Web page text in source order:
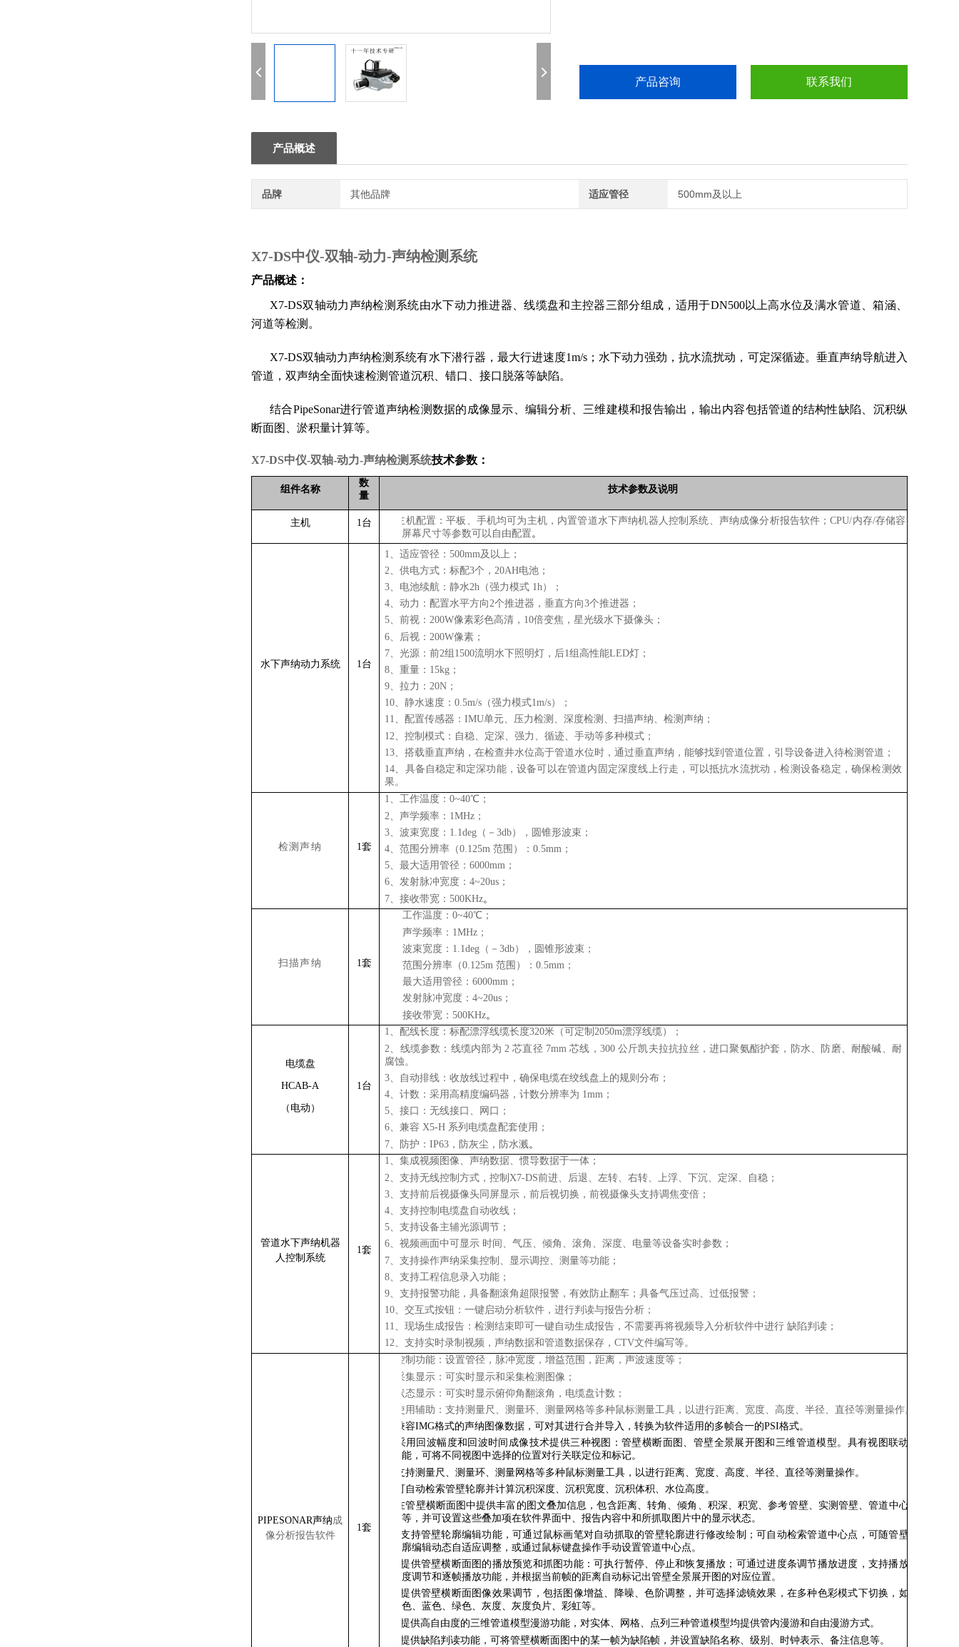
产品咨询 联系我们
产品概述
品牌 其他品牌 适应管径 500mm及以上
X7-DS中仪-双轴-动力-声纳检测系统
产品概述：
X7-DS双轴动力声纳检测系统由水下动力推进器、线缆盘和主控器三部分组成，适用于DN500以上高水位及满水管道、箱涵、
河道等检测。
X7-DS双轴动力声纳检测系统有水下潜行器，最大行进速度1m/s；水下动力强劲，抗水流扰动，可定深循迹。垂直声纳导航进入
管道，双声纳全面快速检测管道沉积、错口、接口脱落等缺陷。
结合PipeSonar进行管道声纳检测数据的成像显示、编辑分析、三维建模和报告输出，输出内容包括管道的结构性缺陷、沉积纵
断面图、淤积量计算等。
X7-DS中仪-双轴-动力-声纳检测系统技术参数：
组件名称
数
量
技术参数及说明
主机 1台
主机配置：平板、手机均可为主机，内置管道水下声纳机器人控制系统、声纳成像分析报告软件；CPU/内存/存储容量/
屏幕尺寸等参数可以自由配置 。
水下声纳动力系统 1台
1、适应管径：500mm及以上；
2、供电方式：标配3个，20AH电池；
3、电池续航：静水2h（强力模式 1h）；
4、动力：配置水平方向2个推进器，垂直方向3个推进器；
5、前视：200W像素彩色高清，10倍变焦，星光级水下摄像头；
6、后视：200W像素；
7、光源：前2组1500流明水下照明灯，后1组高性能LED灯；
8、重量：15kg；
9、拉力：20N；
10、静水速度：0.5m/s（强力模式1m/s）；
11、配置传感器：IMU单元、压力检测、深度检测、扫描声纳、检测声纳；
12、控制模式：自稳、定深、强力、循迹、手动等多种模式；
13、搭载垂直声纳，在检查井水位高于管道水位时，通过垂直声纳，能够找到管道位置，引导设备进入待检测管道；
14、具备自稳定和定深功能，设备可以在管道内固定深度线上行走，可以抵抗水流扰动，检测设备稳定，确保检测效
果。
检测声纳 1套
1、工作温度：0~40℃；
2、声学频率：1MHz；
3、波束宽度：1.1deg（－3db），圆锥形波束；
4、范围分辨率（0.125m 范围）：0.5mm；
5、最大适用管径：6000mm；
6、发射脉冲宽度：4~20us；
7、接收带宽：500KHz。
扫描声纳 1套
1、工作温度：0~40℃；
2、声学频率：1MHz；
3、波束宽度：1.1deg（－3db），圆锥形波束；
4、范围分辨率（0.125m 范围）：0.5mm；
5、最大适用管径：6000mm；
6、发射脉冲宽度：4~20us；
7、接收带宽：500KHz。
电缆盘
HCAB-A
（电动）
1台
1、配线长度：标配漂浮线缆长度320米（可定制2050m漂浮线缆）；
2、线缆参数：线缆内部为 2 芯直径 7mm 芯线，300 公斤凯夫拉抗拉丝，进口聚氨酯护套，防水、防磨、耐酸碱、耐
腐蚀。
3、自动排线：收放线过程中，确保电缆在绞线盘上的规则分布；
4、计数：采用高精度编码器，计数分辨率为 1mm；
5、接口：无线接口、网口；
6、兼容 X5-H 系列电缆盘配套使用；
7、防护：IP63，防灰尘，防水溅 。
管道水下声纳机器
人控制系统
1套
1、集成视频图像、声纳数据、惯导数据于一体；
2、支持无线控制方式，控制X7-DS前进、后退、左转、右转、上浮、下沉、定深、自稳；
3、支持前后视摄像头同屏显示，前后视切换，前视摄像头支持调焦变倍；
4、支持控制电缆盘自动收线；
5、支持设备主辅光源调节；
6、视频画面中可显示 时间、气压、倾角、滚角、深度、电量等设备实时参数；
7、支持操作声纳采集控制、显示调控、测量等功能；
8、支持工程信息录入功能；
9、支持报警功能，具备翻滚角超限报警，有效防止翻车；具备气压过高、过低报警；
10、交互式按钮：一键启动分析软件，进行判读与报告分析；
11、现场生成报告：检测结束即可一键自动生成报告，不需要再将视频导入分析软件中进行 缺陷判读；
12、支持实时录制视频，声纳数据和管道数据保存，CTV文件编写等。
PIPESONAR声纳成
像分析报告软件
1套
控制功能：设置管径 ， 脉冲宽度，增益范围 ，距离，声波速度等；
采集显示：可实时显示和采集检测图像 ；
状态显示：可实时显示俯仰角翻滚角 ， 电缆盘计数 ；
使用辅助：支持测量尺、测量环、测量网格等多种鼠标测量工具，以进行距离、宽度、高度、半径、直径等测量操作。
兼容IMG格式的声纳图像数据，可对其进行合并导入，转换为软件适用的多帧合一的PSI格式。
采用回波幅度和回波时间成像技术提供三种视图：管壁横断面图、管壁全景展开图和三维管道模型。具有视图联动功
能，可将不同视图中选择的位置对行关联定位和标记。
支持测量尺、测量环、测量网格等多种鼠标测量工具，以进行距离、宽度、高度、半径、直径等测量操作。
可自动检索管壁轮廓并计算沉积深度、沉积宽度、沉积体积、水位高度。
在管壁横断面图中提供丰富的图文叠加信息，包含距离、转角、倾角、积深、积宽、参考管壁、实测管壁、管道中心点
等，并可设置这些叠加项在软件界面中、报告内容中和所抓取图片中的显示状态。
支持管壁轮廓编辑功能，可通过鼠标画笔对自动抓取的管壁轮廓进行修改绘制；可自动检索管道中心点，可随管壁轮
廓编辑动态自适应调整，或通过鼠标键盘操作手动设置管道中心点。
提供管壁横断面图的播放预览和抓图功能：可执行暂停、停止和恢复播放；可通过进度条调节播放进度，支持播放速
度调节和逐帧播放功能，并根据当前帧的距离自动标记出管壁全景展开图的对应位置。
提供管壁横断面图像效果调节，包括图像增益、降噪、色阶调整，并可选择滤镜效果，在多种色彩模式下切换，如红
色、蓝色、绿色、灰度、灰度负片、彩虹等。
提供高自由度的三维管道模型漫游功能，对实体、网格、点列三种管道模型均提供管内漫游和自由漫游方式。
提供缺陷判读功能，可将管壁横断面图中的某一帧为缺陷帧，并设置缺陷名称、级别、时钟表示、备注信息等。